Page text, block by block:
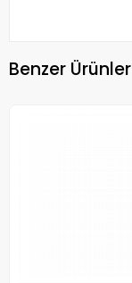
Benzer Ürünler